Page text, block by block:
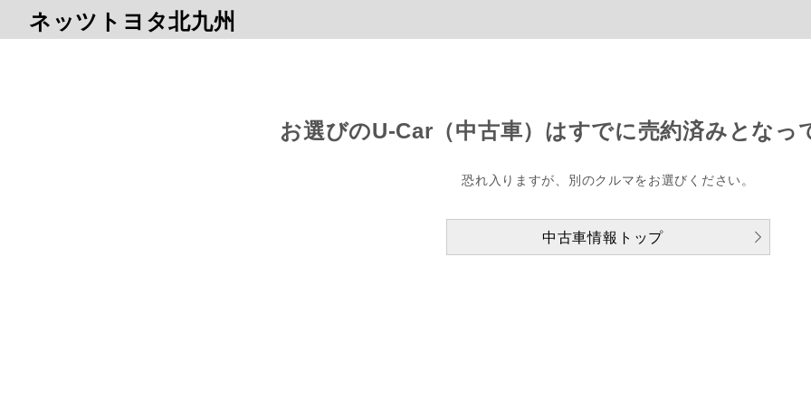
ネッツトヨタ北九州
お選びのU-Car（中古車）はすでに売約済みとなっ
恐れ入りますが、別のクルマをお選びください。
中古車情報トップ